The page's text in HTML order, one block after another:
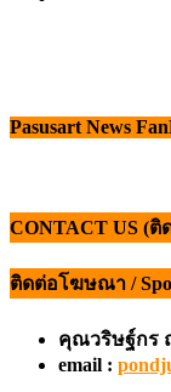
Pasusart News
CONTACT US (ติ
ติดต่อโฆษณา /
คุณวริษฐ์กร
email :